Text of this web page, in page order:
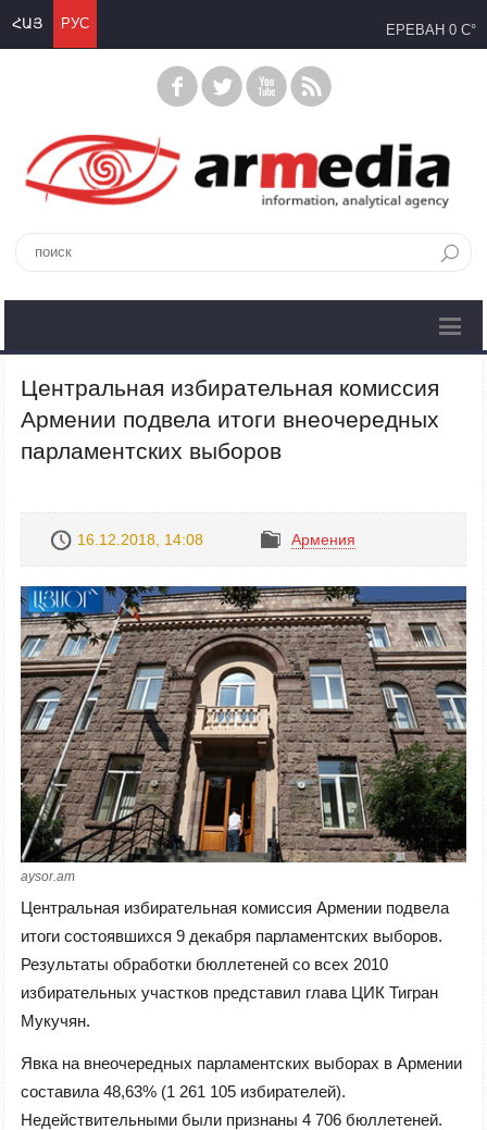
ՀԱՅ РУС ЕРЕВАН 0 C°
Центральная избирательная комиссия
Армении подвела итоги внеочередных
парламентских выборов
16.12.2018, 14:08 Армения
aysor.am
Центральная избирательная комиссия Армении подвела
итоги состоявшихся 9 декабря парламентских выборов.
Результаты обработки бюллетеней со всех 2010
избирательных участков представил глава ЦИК Тигран
Мукучян.
Явка на внеочередных парламентских выборах в Армении
составила 48,63% (1 261 105 избирателей).
Недействительными были признаны 4 706 бюллетеней.